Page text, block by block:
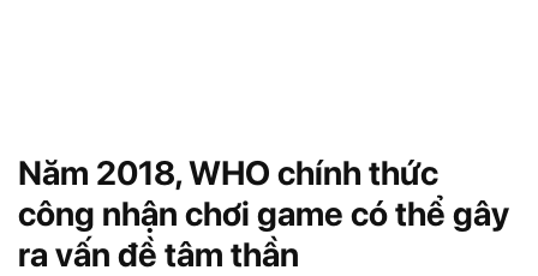
Năm 2018, WHO chính thức
công nhận chơi game có thể gây
ra vấn đề tâm thần